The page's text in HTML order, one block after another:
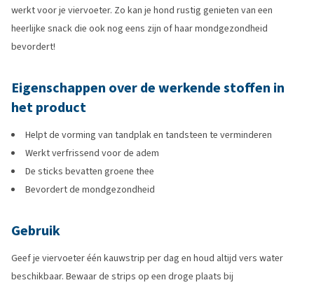
werkt voor je viervoeter. Zo kan je hond rustig genieten van een
heerlijke snack die ook nog eens zijn of haar mondgezondheid
bevordert!
Eigenschappen over de werkende stoffen in
het product
Helpt de vorming van tandplak en tandsteen te verminderen
Werkt verfrissend voor de adem
De sticks bevatten groene thee
Bevordert de mondgezondheid
Gebruik
Geef je viervoeter één kauwstrip per dag en houd altijd vers water
beschikbaar. Bewaar de strips op een droge plaats bij